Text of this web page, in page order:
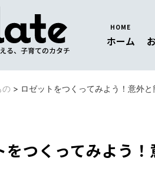
HOME
ホーム
の > ロゼットをつくってみよう！意外と
をつくってみよう